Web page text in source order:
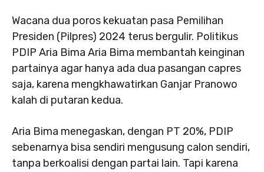
Wacana dua poros kekuatan pasa Pemilihan
Presiden (Pilpres) 2024 terus bergulir. Politikus
PDIP Aria Bima Aria Bima membantah keinginan
partainya agar hanya ada dua pasangan capres
saja, karena mengkhawatirkan Ganjar Pranowo
kalah di putaran kedua.
Aria Bima menegaskan, dengan PT 20%, PDIP
sebenarnya bisa sendiri mengusung calon sendiri,
tanpa berkoalisi dengan partai lain. Tapi karena